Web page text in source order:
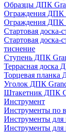
Образцы ДПК
Ограждения ДПК
Ограждения ДПК
Стартовая
Стартовая
тиснение
Ступень ДПК
Террасная доска
Торцевая планка
Уголок ДПК
Штакетник ДПК
Инструмент
Инструменты по
Инструменты для
Инструменты для